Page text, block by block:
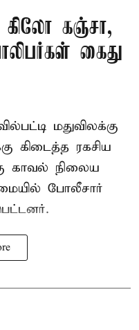
கிலோ கஞ்சா,
கைது
மதுவிலக்கு
கிடைத்த ரகசிய
காவல் நிலைய
போலீசார்